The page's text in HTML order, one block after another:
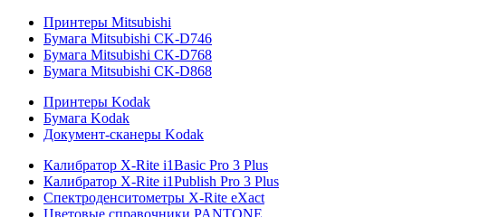
Принтеры Mitsubishi
Бумага Mitsubishi CK-D746
Бумага Mitsubishi CK-D768
Бумага Mitsubishi CK-D868
Принтеры Kodak
Бумага Kodak
Документ-сканеры Kodak
Калибратор X-Rite i1Basic Pro 3 Plus
Калибратор X-Rite i1Publish Pro 3 Plus
Спектроденситометры X-Rite eXact
Цветовые справочники PANTONE